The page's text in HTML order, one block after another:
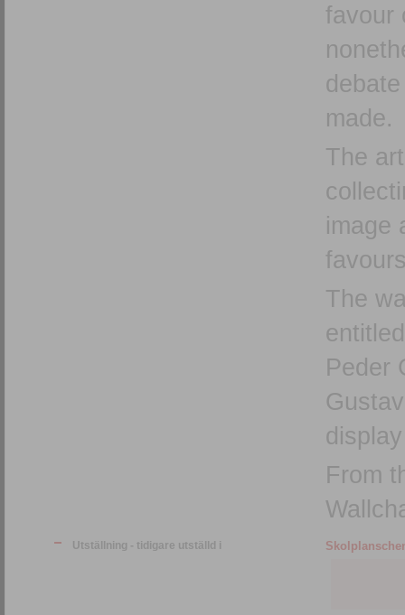
favour
made.
The
image
The
Peder
From
Utställning - tidigare utställd i